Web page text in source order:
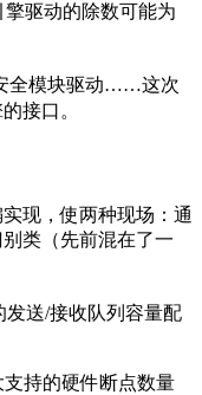
驱动的除数可能为
全模块驱动……这次
接口。
现，使两种现场：通
类（先前混在了一
发送/接收队列容量配
支持的硬件断点数量